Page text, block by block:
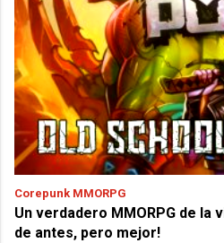
Corepunk MMORPG
Un verdadero MMORPG de la
de antes, pero mejor!